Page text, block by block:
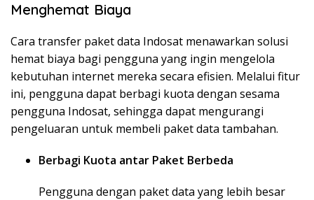
Menghemat Biaya
Cara transfer paket data Indosat menawarkan solusi
hemat biaya bagi pengguna yang ingin mengelola
kebutuhan internet mereka secara efisien. Melalui fitur
ini, pengguna dapat berbagi kuota dengan sesama
pengguna Indosat, sehingga dapat mengurangi
pengeluaran untuk membeli paket data tambahan.
Berbagi Kuota antar Paket Berbeda
Pengguna dengan paket data yang lebih besar